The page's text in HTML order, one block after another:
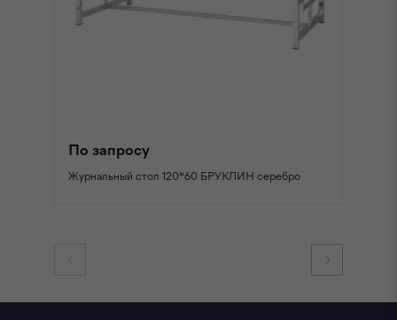
По запросу
Журнальный стол 120*60 БРУКЛИН серебро